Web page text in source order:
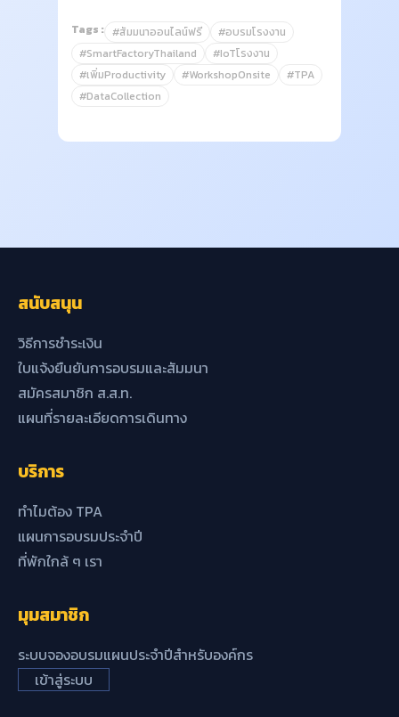
Tags : #สัมมนาออนไลน์ฟรี
#อบรมโรงงาน
#SmartFactoryThailand
#IoTโรงงาน
#เพิ่มProductivity
#WorkshopOnsite
#TPA
#DataCollection
สนับสนุน
วิธีการชำระเงิน
ใบแจ้งยืนยันการอบรมและสัมมนา
สมัครสมาชิก ส.ส.ท.
แผนที่รายละเอียดการเดินทาง
บริการ
ทำไมต้อง TPA
แผนการอบรมประจำปี
ที่พักใกล้ ๆ เรา
มุมสมาชิก
ระบบจองอบรมแผนประจำปีสำหรับองค์กร
เข้าสู่ระบบ